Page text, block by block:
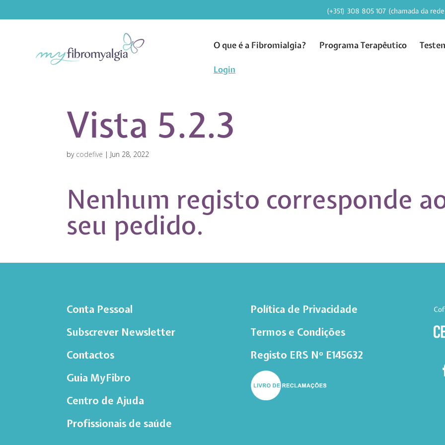
(+351) 308 805 107 (chamada da
O que é a Fibromialgia? Programa Terapêutico
Login
Vista 5.2.3
by codefive | Jun 28, 2022
Nenhum registo corresponde
seu pedido.
Conta Pessoal
Subscrever Newsletter
Contactos
Guia MyFibro
Centro de Ajuda
Profissionais de saúde
Política de Privacidade
Termos e Condições
Registo ERS Nº E145632